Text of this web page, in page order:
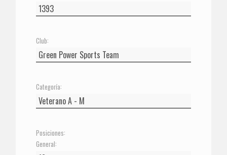
Club:
Categoría:
Posiciones:
General: